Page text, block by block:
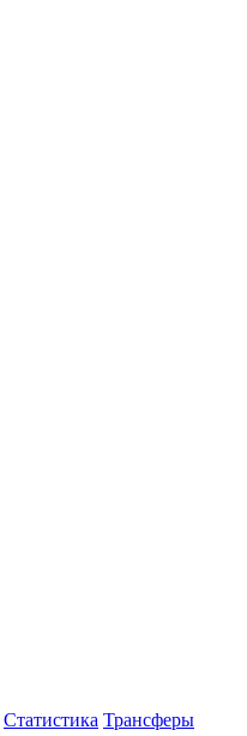
Статистика Трансферы